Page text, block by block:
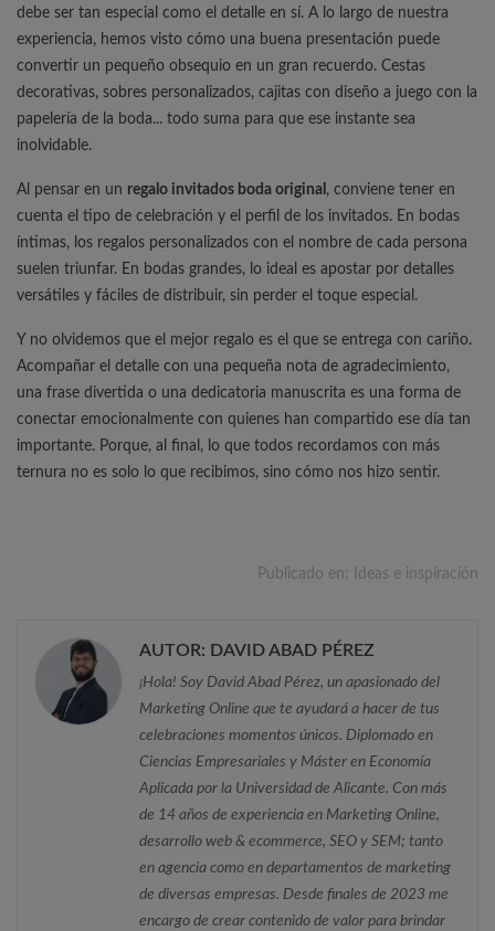
debe ser tan especial como el detalle en sí. A lo largo de nuestra
experiencia, hemos visto cómo una buena presentación puede
convertir un pequeño obsequio en un gran recuerdo. Cestas
decorativas, sobres personalizados, cajitas con diseño a juego con la
papelería de la boda... todo suma para que ese instante sea
inolvidable.
Al pensar en un regalo invitados boda original , conviene tener en
cuenta el tipo de celebración y el perfil de los invitados. En bodas
íntimas, los regalos personalizados con el nombre de cada persona
suelen triunfar. En bodas grandes, lo ideal es apostar por detalles
versátiles y fáciles de distribuir, sin perder el toque especial.
Y no olvidemos que el mejor regalo es el que se entrega con cariño.
Acompañar el detalle con una pequeña nota de agradecimiento,
una frase divertida o una dedicatoria manuscrita es una forma de
conectar emocionalmente con quienes han compartido ese día tan
importante. Porque, al final, lo que todos recordamos con más
ternura no es solo lo que recibimos, sino cómo nos hizo sentir.
Publicado en: Ideas e inspiración
AUTOR: DAVID ABAD PÉREZ
¡Hola! Soy David Abad Pérez, un apasionado del
Marketing Online que te ayudará a hacer de tus
celebraciones momentos únicos. Diplomado en
Ciencias Empresariales y Máster en Economía
Aplicada por la Universidad de Alicante. Con más
de 14 años de experiencia en Marketing Online,
desarrollo web & ecommerce, SEO y SEM; tanto
en agencia como en departamentos de marketing
de diversas empresas. Desde finales de 2023 me
encargo de crear contenido de valor para brindar